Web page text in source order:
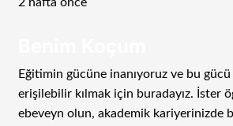
Eğitimin gücüne inanıyoruz ve bu
erişilebilir kılmak için buradayız. İster
ebeveyn olun, akademik kariyerinizde